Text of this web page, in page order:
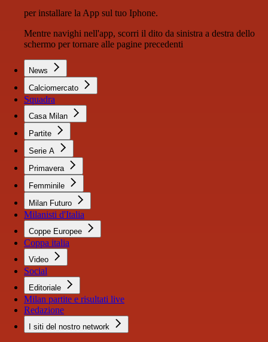
per installare la App sul tuo Iphone.
Mentre navighi nell'app, scorri il dito da sinistra a destra dello
schermo per tornare alle pagine precedenti
News
Calciomercato
Squadra
Casa Milan
Partite
Serie A
Primavera
Femminile
Milan Futuro
Milanisti d'Italia
Coppe Europee
Coppa italia
Video
Social
Editoriale
Milan partite e risultati live
Redazione
I siti del nostro network